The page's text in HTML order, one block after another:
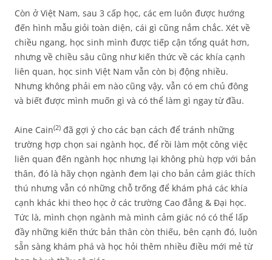
Còn ở Việt Nam, sau 3 cấp học, các em luôn được hướng
đến hình mẫu giỏi toàn diện, cái gì cũng nắm chắc. Xét về
chiều ngang, học sinh mình được tiếp cận tổng quát hơn,
nhưng về chiều sâu cũng như kiến thức về các khía cạnh
liên quan, học sinh Việt Nam vẫn còn bị động nhiều.
Nhưng không phải em nào cũng vậy, vẫn có em chủ đông
và biết được mình muốn gì và có thể làm gì ngay từ đầu.
Aine Cain(2) đã gợi ý cho các bạn cách để tránh những
trường hợp chọn sai ngành học, để rồi làm một công việc
liên quan đến ngành học nhưng lại không phù hợp với bản
thân, đó là hãy chọn ngành đem lại cho bản cảm giác thích
thú nhưng vẫn có những chỗ trống để khám phá các khía
cạnh khác khi theo học ở các trường Cao đẳng & Đại học.
Tức là, mình chọn ngành mà mình cảm giác nó có thể lấp
đầy những kiến thức bản thân còn thiếu, bên cạnh đó, luôn
sẵn sàng khám phá và học hỏi thêm nhiều điều mới mẻ từ